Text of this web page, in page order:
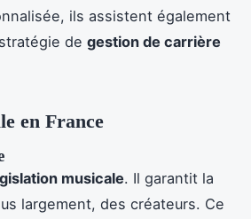
ils assistent également
de gestion de carrière
en France
musicale. Il garantit la
largement, des créateurs. Ce